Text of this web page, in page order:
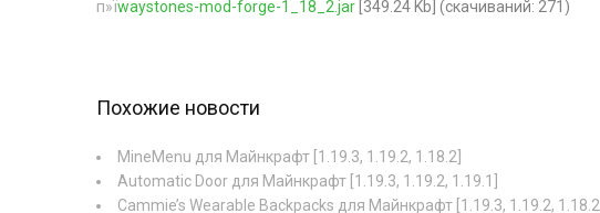
п»їwaystones-mod-forge-1_18_2.jar [349.24 Kb] (cкачиваний: 271)
Похожие новости
MineMenu для Майнкрафт [1.19.3, 1.19.2, 1.18.2]
Automatic Door для Майнкрафт [1.19.3, 1.19.2, 1.19.1]
Cammie’s Wearable Backpacks для Майнкрафт [1.19.3, 1.19.2, 1.18.2]